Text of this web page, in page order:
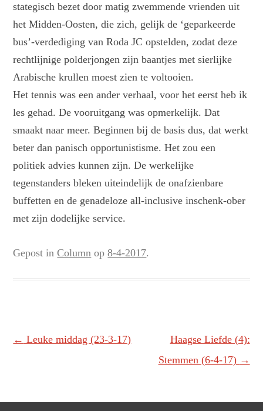
stategisch bezet door matig zwemmende vrienden uit
het Midden-Oosten, die zich, gelijk de ‘geparkeerde
bus’-verdediging van Roda JC opstelden, zodat deze
rechtlijnige polderjongen zijn baantjes met sierlijke
Arabische krullen moest zien te voltooien.
Het tennis was een ander verhaal, voor het eerst heb ik
les gehad. De vooruitgang was opmerkelijk. Dat
smaakt naar meer. Beginnen bij de basis dus, dat werkt
beter dan panisch opportunistisme. Het zou een
politiek advies kunnen zijn. De werkelijke
tegenstanders bleken uiteindelijk de onafzienbare
buffetten en de genadeloze all-inclusive inschenk-ober
met zijn dodelijke service.
Gepost inColumn op8-4-2017.
Berichtnavigatie
← Leuke middag (23-3-17)
Haagse Liefde (4):
Stemmen (6-4-17) →